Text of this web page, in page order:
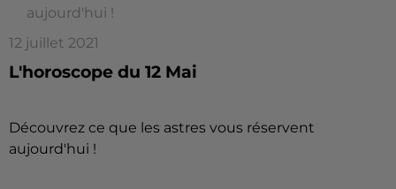
aujourd'hui !
12 juillet 2021
L'horoscope du 12 Mai
Découvrez ce que les astres vous réservent
aujourd'hui !